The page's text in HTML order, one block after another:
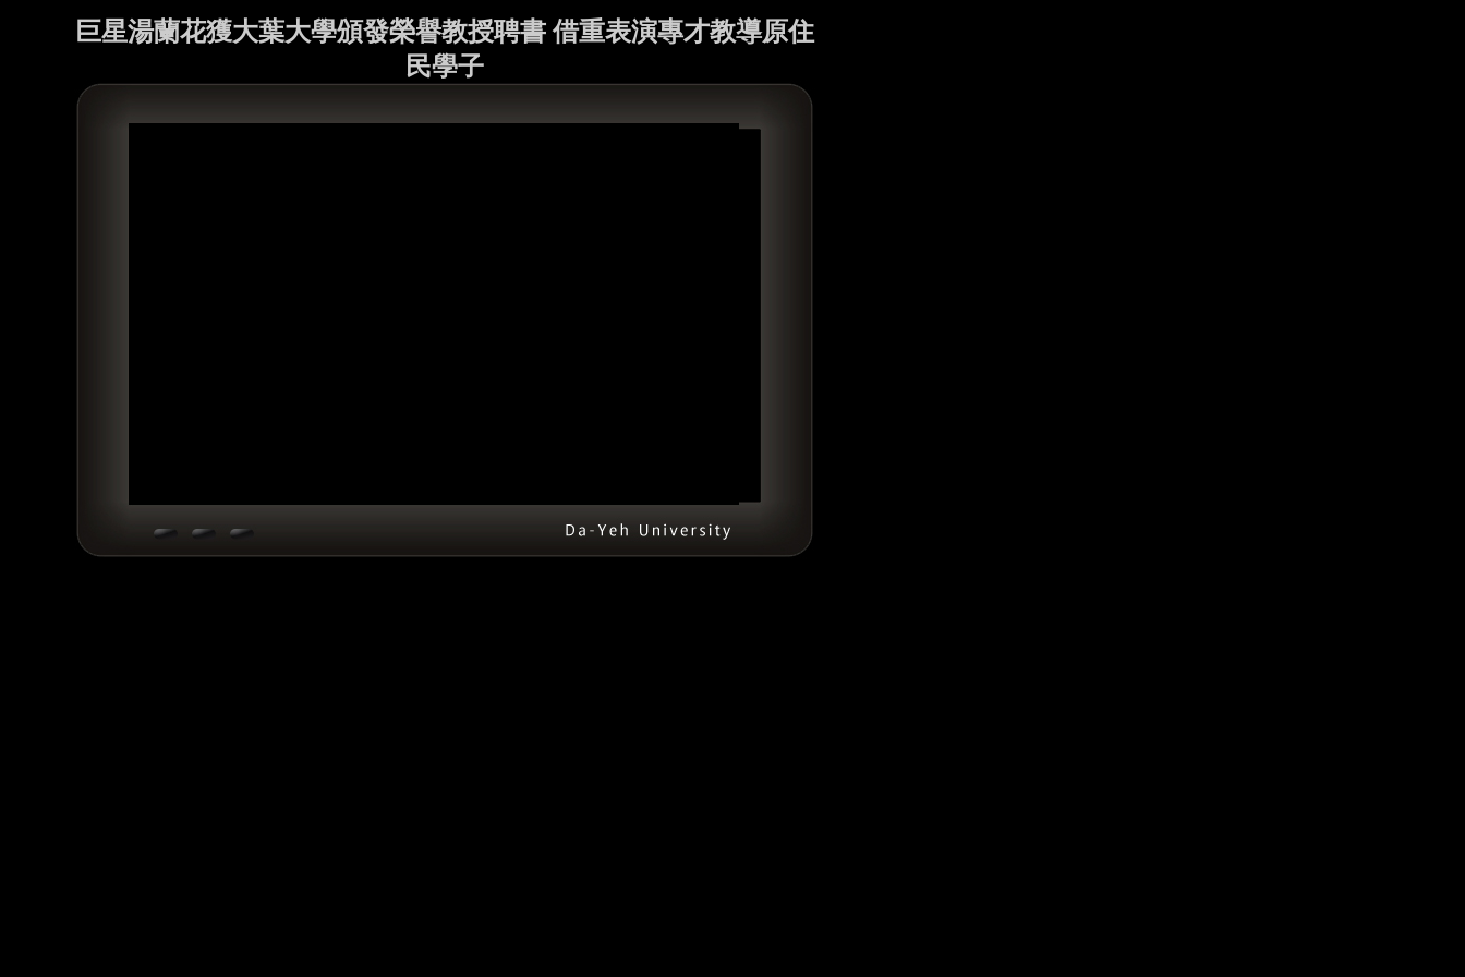
巨星湯蘭花獲大葉大學頒發榮譽教授聘書 借重表演專才教導原住
民學子